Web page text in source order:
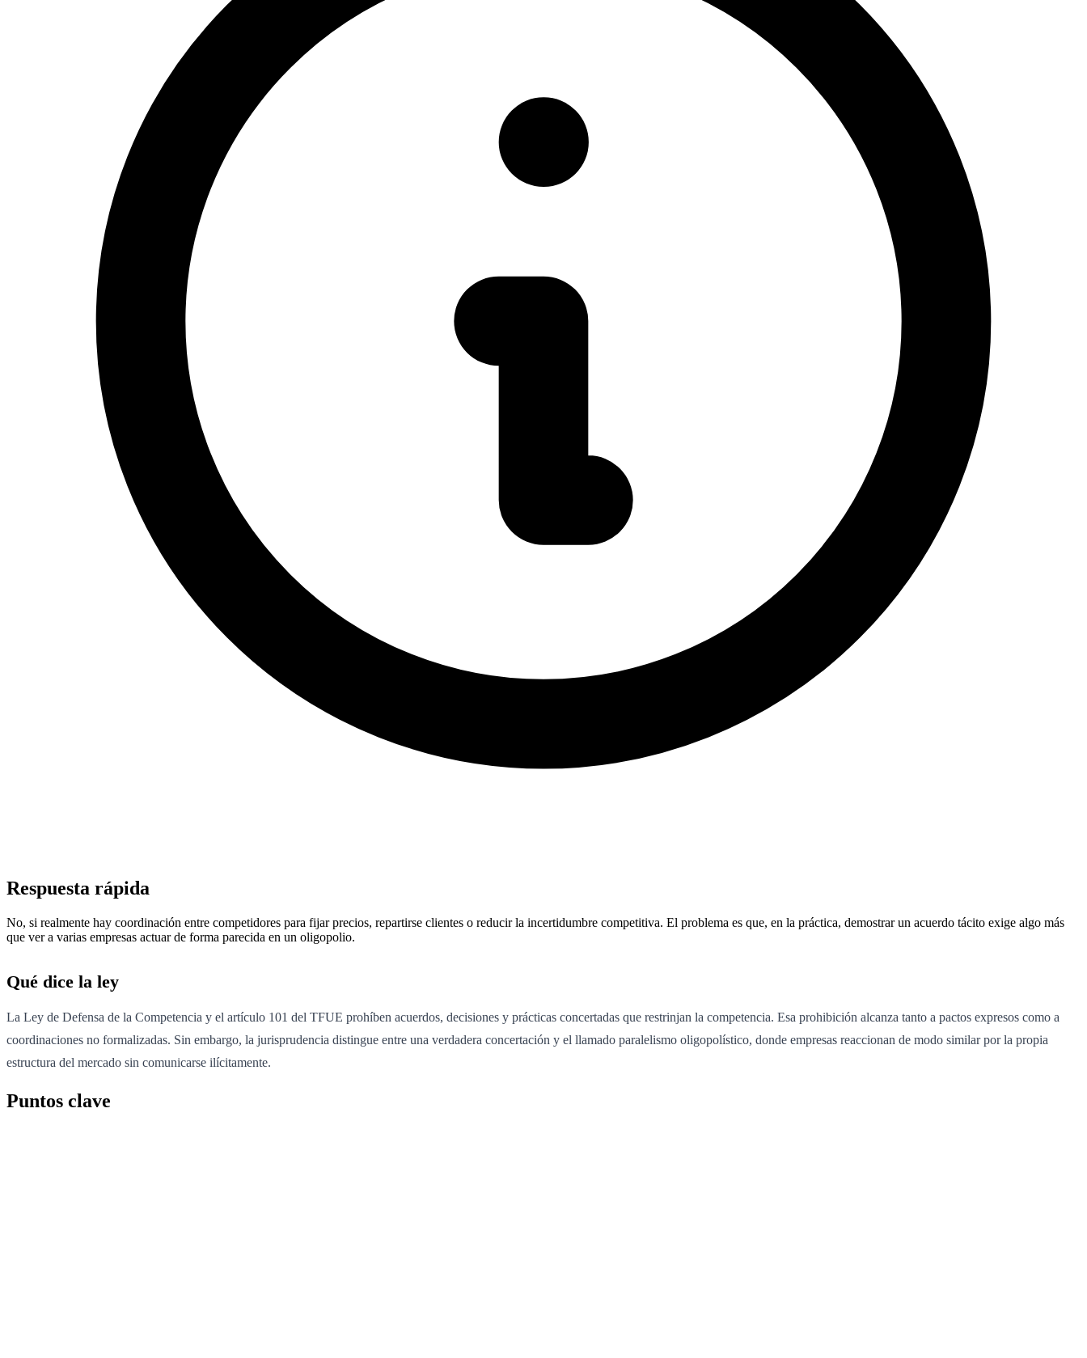
Respuesta rápida
No, si realmente hay coordinación entre competidores para fijar precios, repartirse clientes o reducir la incertidumbre competitiva. El problema es que, en la práctica, demostrar un acuerdo tácito exige algo más
que ver a varias empresas actuar de forma parecida en un oligopolio.
Qué dice la ley
La Ley de Defensa de la Competencia y el artículo 101 del TFUE prohíben acuerdos, decisiones y prácticas concertadas que restrinjan la competencia. Esa prohibición alcanza tanto a pactos expresos como a
coordinaciones no formalizadas. Sin embargo, la jurisprudencia distingue entre una verdadera concertación y el llamado paralelismo oligopolístico, donde empresas reaccionan de modo similar por la propia
estructura del mercado sin comunicarse ilícitamente.
Puntos clave